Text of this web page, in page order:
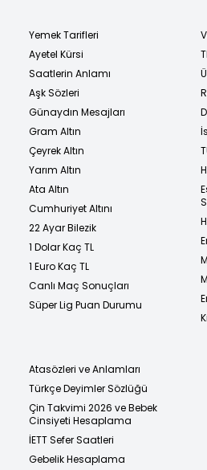
Yemek Tarifleri
Ayetel Kürsi
Saatlerin Anlamı
Aşk Sözleri
Günaydın Mesajları
Gram Altın
Çeyrek Altın
Yarım Altın
Ata Altın
Cumhuriyet Altını
22 Ayar Bilezik
1 Dolar Kaç TL
1 Euro Kaç TL
Canlı Maç Sonuçları
Süper Lig Puan Durumu
Atasözleri ve Anlamları
Türkçe Deyimler Sözlüğü
Çin Takvimi 2026 ve Bebek
Cinsiyeti Hesaplama
İETT Sefer Saatleri
Gebelik Hesaplama